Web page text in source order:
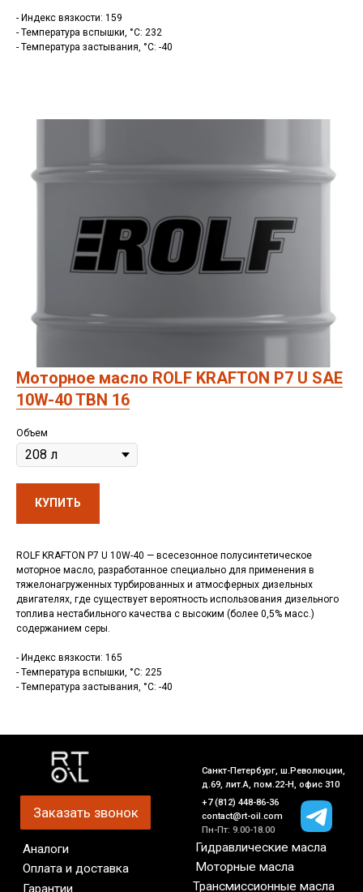
- Индекс вязкости: 159
- Температура вспышки, °C: 232
- Температура застывания, °C: -40
Моторное масло ROLF KRAFTON P7 U SAE
10W-40 TBN 16
Объем
КУПИТЬ
ROLF KRAFTON P7 U 10W-40 — всесезонное полусинтетическое
моторное масло, разработанное специально для применения в
тяжелонагруженных турбированных и атмосферных дизельных
двигателях, где существует вероятность использования дизельного
топлива нестабильного качества с высоким (более 0,5% масс.)
содержанием серы.
- Индекс вязкости: 165
- Температура вспышки, °C: 225
- Температура застывания, °C: -40